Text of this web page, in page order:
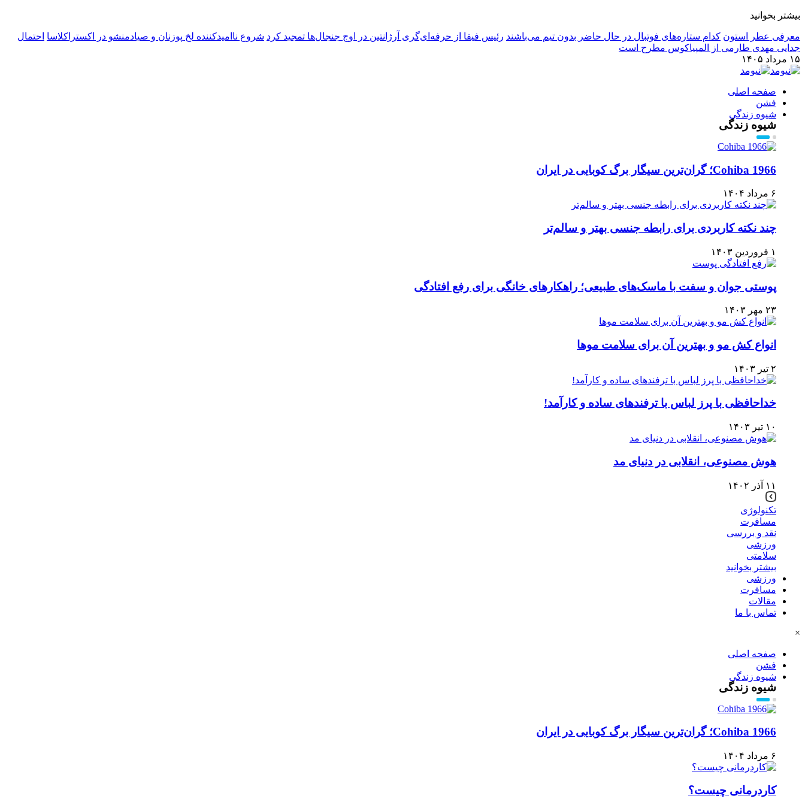
بیشتر بخوانید
معرفی عطر استون کدام ستاره‌های فوتبال در حال حاضر بدون تیم می‌باشند رئیس فیفا از حرفه‌ای‌گری آرژانتین در اوج جنجال‌ها تمجید کرد شروع ناامیدکننده لخ پوزنان و صیادمنشو در اکستراکلاسا احتمال
جدایی مهدی طارمی از المپیاکوس مطرح است
۱۵ مرداد ۱۴۰۵
صفحه اصلی
فشن
شیوه زندگی
شیوه زندگی
Cohiba 1966؛ گران‌ترین سیگار برگ کوبایی در ایران
۶ مرداد ۱۴۰۴
چند نکته کاربردی برای رابطه جنسی بهتر و سالم‌تر
۱ فروردین ۱۴۰۳
پوستی جوان و سفت با ماسک‌های طبیعی؛ راهکارهای خانگی برای رفع افتادگی
۲۳ مهر ۱۴۰۳
انواع کش مو و بهترین آن برای سلامت موها
۲ تیر ۱۴۰۳
خداحافظی با پرز لباس با ترفندهای ساده و کارآمد!
۱۰ تیر ۱۴۰۳
هوش مصنوعی، انقلابی در دنیای مد
۱۱ آذر ۱۴۰۲
تکنولوژی
مسافرت
نقد و بررسی
ورزشی
سلامتی
بیشتر بخوانید
ورزشی
مسافرت
مقالات
تماس با ما
×
صفحه اصلی
فشن
شیوه زندگی
شیوه زندگی
Cohiba 1966؛ گران‌ترین سیگار برگ کوبایی در ایران
۶ مرداد ۱۴۰۴
کاردرمانی چیست؟